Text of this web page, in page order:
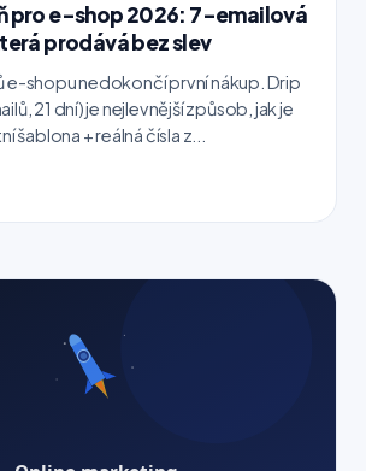
pro e-shop 2026: 7-emailová
prodává bez slev
e-shopu nedokončí první nákup. Drip
21 dní) je nejlevnější způsob, jak je
šablona + reálná čísla z...